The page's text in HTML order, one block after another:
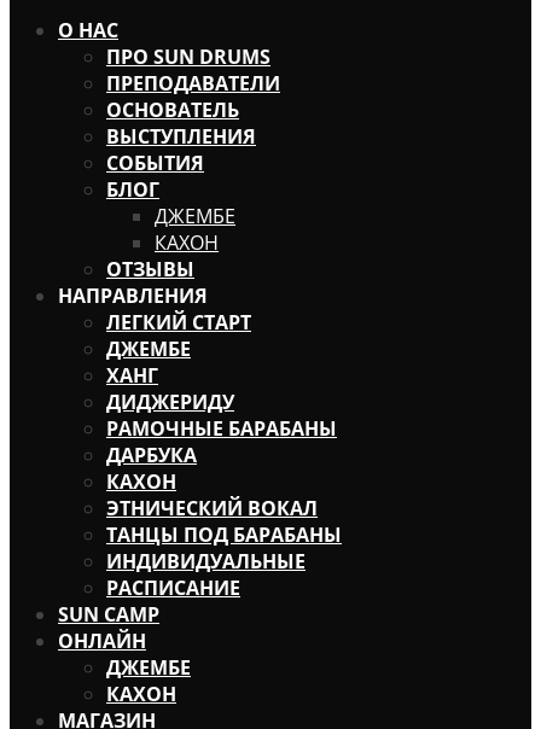
О НАС
ПРО SUN DRUMS
ПРЕПОДАВАТЕЛИ
ОСНОВАТЕЛЬ
ВЫСТУПЛЕНИЯ
СОБЫТИЯ
БЛОГ
ДЖЕМБЕ
КАХОН
ОТЗЫВЫ
НАПРАВЛЕНИЯ
ЛЕГКИЙ СТАРТ
ДЖЕМБЕ
ХАНГ
ДИДЖЕРИДУ
РАМОЧНЫЕ БАРАБАНЫ
ДАРБУКА
КАХОН
ЭТНИЧЕСКИЙ ВОКАЛ
ТАНЦЫ ПОД БАРАБАНЫ
ИНДИВИДУАЛЬНЫЕ
РАСПИСАНИЕ
SUN CAMP
ОНЛАЙН
ДЖЕМБЕ
КАХОН
МАГАЗИН